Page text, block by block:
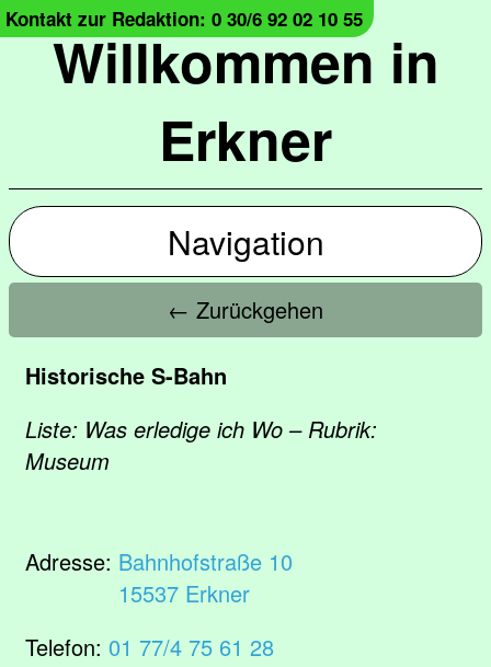
Willkommen in
Erkner
Kontakt zur Redaktion: 0 30/6 92 02 10 55
Navigation
← Zurückgehen
Historische S-Bahn
Liste: Was erledige ich Wo – Rubrik:
Museum
Adresse: Bahnhofstraße 10
15537 Erkner
Telefon: 01 77/4 75 61 28